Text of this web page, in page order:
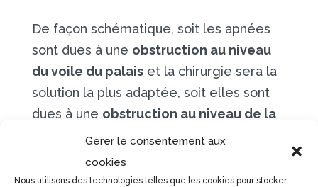
Gérer le consentement aux
cookies
Nous utilisons des technologies telles que les cookies pour stocker
De façon schématique, soit les apnées
sont dues à une obstruction au niveau
du voile du palaiset la chirurgie sera la
solution la plus adaptée, soit elles sont
dues à une obstruction au niveau de la
base de langue et l’orthèse d’avancée
mandibulaire sera privilégiée.